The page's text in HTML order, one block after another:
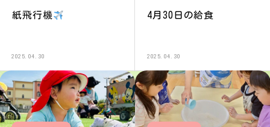
紙飛行機
2025.04.30
4月30日の給食
2025.04.30